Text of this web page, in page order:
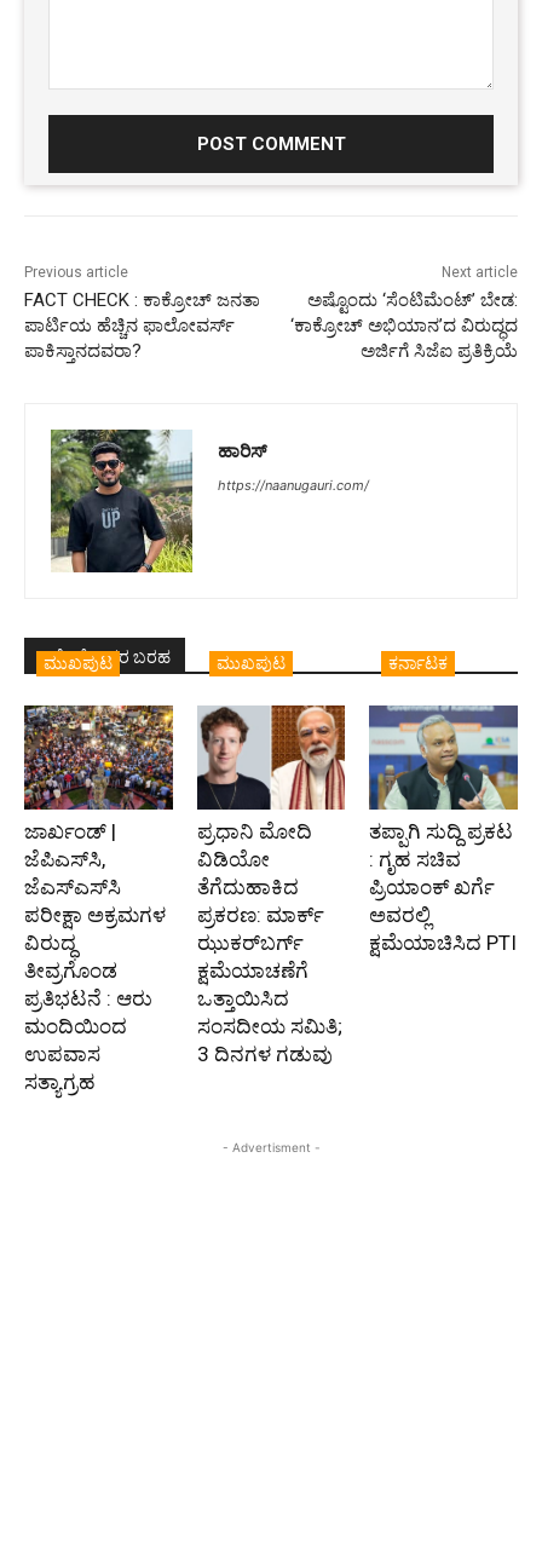
Previous article
FACT CHECK : ಕಾಕ್ರೋಚ್ ಜನತಾ
ಪಾರ್ಟಿಯ ಹೆಚ್ಚಿನ ಫಾಲೋವರ್ಸ್
ಪಾಕಿಸ್ತಾನದವರಾ?
Next article
ಅಷ್ಟೊಂದು ‘ಸೆಂಟಿಮೆಂಟ್’ ಬೇಡ:
‘ಕಾಕ್ರೋಚ್ ಅಭಿಯಾನ’ದ ವಿರುದ್ಧದ
ಅರ್ಜಿಗೆ ಸಿಜೆಐ ಪ್ರತಿಕ್ರಿಯೆ
ಹಾರಿಸ್
https://naanugauri.com/
ಇದೇ ಲೇಖಕರ ಬರಹ
ಮುಖಪುಟ
ಜಾರ್ಖಂಡ್ |
ಜೆಪಿಎಸ್‌ಸಿ,
ಜೆಎಸ್‌ಎಸ್‌ಸಿ
ಪರೀಕ್ಷಾ ಅಕ್ರಮಗಳ
ವಿರುದ್ಧ
ತೀವ್ರಗೊಂಡ
ಪ್ರತಿಭಟನೆ : ಆರು
ಮಂದಿಯಿಂದ
ಉಪವಾಸ
ಸತ್ಯಾಗ್ರಹ
ಮುಖಪುಟ
ಪ್ರಧಾನಿ ಮೋದಿ
ವಿಡಿಯೋ
ತೆಗೆದುಹಾಕಿದ
ಪ್ರಕರಣ: ಮಾರ್ಕ್
ಝುಕರ್‌ಬರ್ಗ್‌
ಕ್ಷಮೆಯಾಚಣೆಗೆ
ಒತ್ತಾಯಿಸಿದ
ಸಂಸದೀಯ ಸಮಿತಿ;
3 ದಿನಗಳ ಗಡುವು
ಕರ್ನಾಟಕ
ತಪ್ಪಾಗಿ ಸುದ್ದಿ ಪ್ರಕಟ
: ಗೃಹ ಸಚಿವ
ಪ್ರಿಯಾಂಕ್ ಖರ್ಗೆ
ಅವರಲ್ಲಿ
ಕ್ಷಮೆಯಾಚಿಸಿದ PTI
- Advertisment -